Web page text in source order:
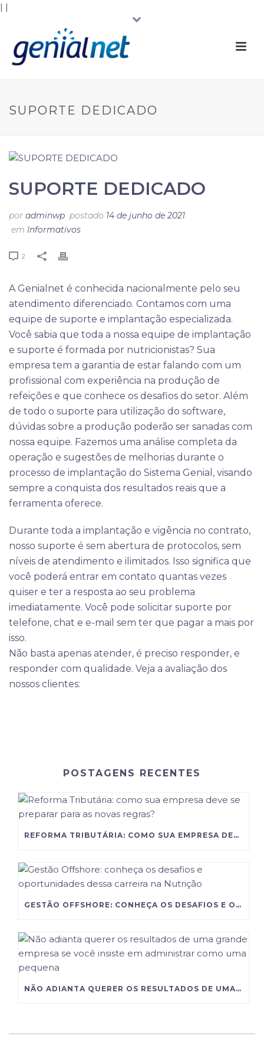
| |
SUPORTE DEDICADO
SUPORTE DEDICADO
por adminwp postado 14 de junho de 2021
em Informativos
2
A Genialnet é conhecida nacionalmente pelo seu
atendimento diferenciado. Contamos com uma
equipe de suporte e implantação especializada.
Você sabia que toda a nossa equipe de implantação
e suporte é formada por nutricionistas? Sua
empresa tem a garantia de estar falando com um
profissional com experiência na produção de
refeições e que conhece os desafios do setor. Além
de todo o suporte para utilização do software,
dúvidas sobre a produção poderão ser sanadas com
nossa equipe. Fazemos uma análise completa da
operação e sugestões de melhorias durante o
processo de implantação do Sistema Genial, visando
sempre a conquista dos resultados reais que a
ferramenta oferece.
Durante toda a implantação e vigência no contrato,
nosso suporte é sem abertura de protocolos, sem
níveis de atendimento e ilimitados. Isso significa que
você poderá entrar em contato quantas vezes
quiser e ter a resposta ao seu problema
imediatamente. Você pode solicitar suporte por
telefone, chat e e-mail sem ter que pagar a mais por
isso.
Não basta apenas atender, é preciso responder, e
responder com qualidade. Veja a avaliação dos
nossos clientes:
POSTAGENS RECENTES
REFORMA TRIBUTÁRIA: COMO SUA EMPRESA DEVE SE PREPARAR PARA AS NOVAS REGRAS?
GESTÃO OFFSHORE: CONHEÇA OS DESAFIOS E OPORTUNIDADES DESSA CARREIRA NA NUTRIÇÃO
NÃO ADIANTA QUERER OS RESULTADOS DE UMA GRANDE EMPRESA SE VOCÊ INSISTE EM ADMINISTRAR COMO UMA PEQUENA